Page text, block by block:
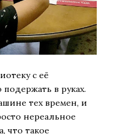
с её
в руках.
тех времен, и
нереальное
что такое